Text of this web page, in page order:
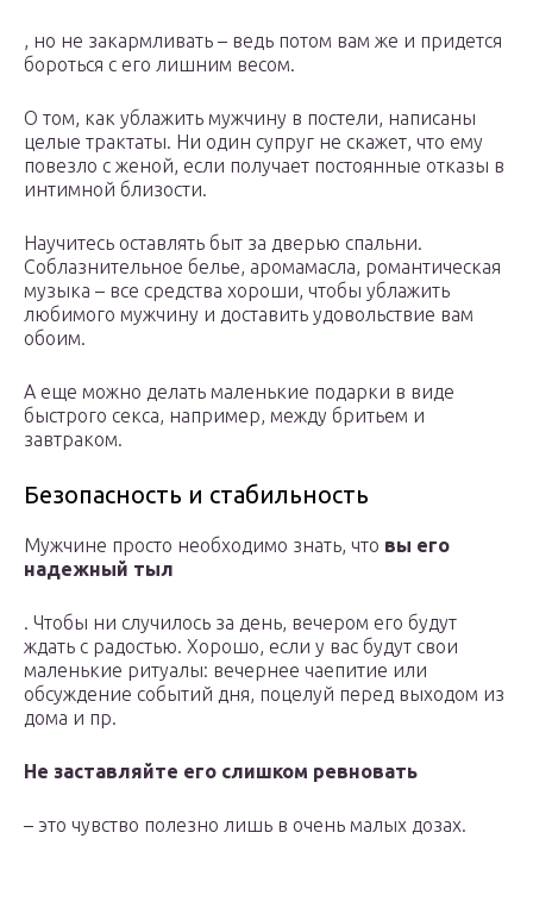
, но не закармливать – ведь потом вам же и придется
бороться с его лишним весом.
О том, как ублажить мужчину в постели, написаны
целые трактаты. Ни один супруг не скажет, что ему
повезло с женой, если получает постоянные отказы в
интимной близости.
Научитесь оставлять быт за дверью спальни.
Соблазнительное белье, аромамасла, романтическая
музыка – все средства хороши, чтобы ублажить
любимого мужчину и доставить удовольствие вам
обоим.
А еще можно делать маленькие подарки в виде
быстрого секса, например, между бритьем и
завтраком.
Безопасность и стабильность
Мужчине просто необходимо знать, что вы его
надежный тыл
. Чтобы ни случилось за день, вечером его будут
ждать с радостью. Хорошо, если у вас будут свои
маленькие ритуалы: вечернее чаепитие или
обсуждение событий дня, поцелуй перед выходом из
дома и пр.
Не заставляйте его слишком ревновать
– это чувство полезно лишь в очень малых дозах.